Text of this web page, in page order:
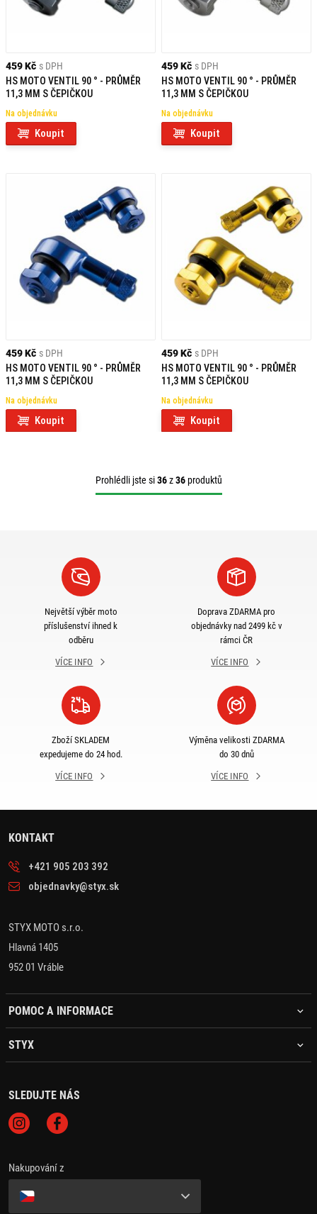
459 Kč s DPH
HS MOTO VENTIL 90 ° - PRŮMĚR
11,3 MM S ČEPIČKOU
Na objednávku
Koupit
459 Kč s DPH
HS MOTO VENTIL 90 ° - PRŮMĚR
11,3 MM S ČEPIČKOU
Na objednávku
Koupit
459 Kč s DPH
HS MOTO VENTIL 90 ° - PRŮMĚR
11,3 MM S ČEPIČKOU
Na objednávku
Koupit
459 Kč s DPH
HS MOTO VENTIL 90 ° - PRŮMĚR
11,3 MM S ČEPIČKOU
Na objednávku
Koupit
Prohlédli jste si36z36produktů
Největší výběr moto
příslušenství ihned k
odběru
VÍCE INFO
Doprava ZDARMA pro
objednávky nad 2499 kč v
rámci ČR
VÍCE INFO
Zboží SKLADEM
expedujeme do 24 hod.
VÍCE INFO
Výměna velikosti ZDARMA
do 30 dnů
VÍCE INFO
KONTAKT
+421 905 203 392
objednavky@styx.sk
STYX MOTO s.r.o.
Hlavná 1405
952 01 Vráble
POMOC A INFORMACE
STYX
SLEDUJTE NÁS
Nakupování z